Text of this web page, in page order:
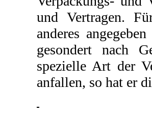
und Vertragen.
anderes
gesondert nach
spezielle Art der
anfallen, so hat er